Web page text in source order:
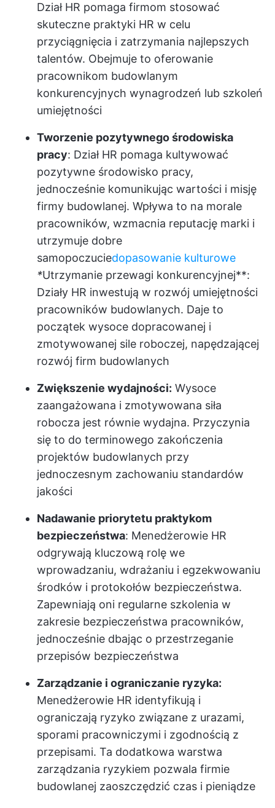
Dział HR pomaga firmom stosować
skuteczne praktyki HR w celu
przyciągnięcia i zatrzymania najlepszych
talentów. Obejmuje to oferowanie
pracownikom budowlanym
konkurencyjnych wynagrodzeń lub szkoleń
umiejętności
Tworzenie pozytywnego środowiska
pracy: Dział HR pomaga kultywować
pozytywne środowisko pracy,
jednocześnie komunikując wartości i misję
firmy budowlanej. Wpływa to na morale
pracowników, wzmacnia reputację marki i
utrzymuje dobre
samopoczuciedopasowanie kulturowe
*Utrzymanie przewagi konkurencyjnej**:
Działy HR inwestują w rozwój umiejętności
pracowników budowlanych. Daje to
początek wysoce dopracowanej i
zmotywowanej sile roboczej, napędzającej
rozwój firm budowlanych
Zwiększenie wydajności: Wysoce
zaangażowana i zmotywowana siła
robocza jest równie wydajna. Przyczynia
się to do terminowego zakończenia
projektów budowlanych przy
jednoczesnym zachowaniu standardów
jakości
Nadawanie priorytetu praktykom
bezpieczeństwa: Menedżerowie HR
odgrywają kluczową rolę we
wprowadzaniu, wdrażaniu i egzekwowaniu
środków i protokołów bezpieczeństwa.
Zapewniają oni regularne szkolenia w
zakresie bezpieczeństwa pracowników,
jednocześnie dbając o przestrzeganie
przepisów bezpieczeństwa
Zarządzanie i ograniczanie ryzyka:
Menedżerowie HR identyfikują i
ograniczają ryzyko związane z urazami,
sporami pracowniczymi i zgodnością z
przepisami. Ta dodatkowa warstwa
zarządzania ryzykiem pozwala firmie
budowlanej zaoszczędzić czas i pieniądze